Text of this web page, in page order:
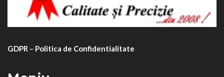
GDPR – Politica de Confidentialitate